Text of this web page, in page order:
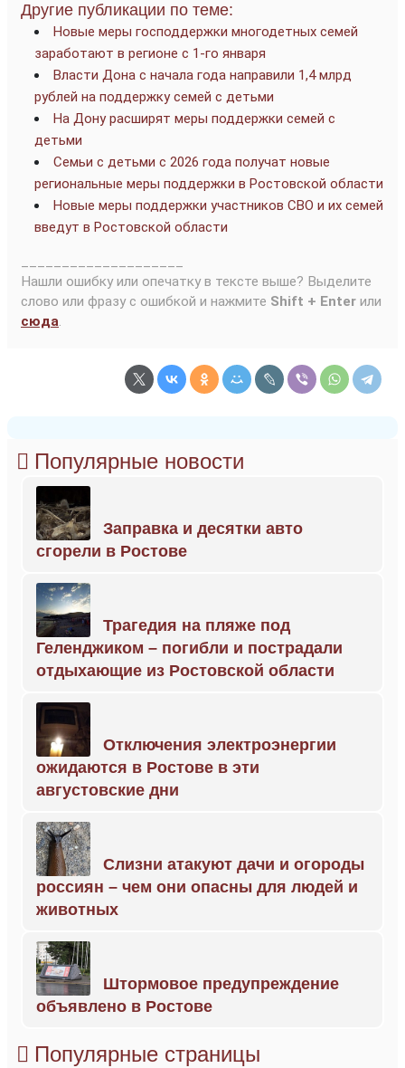
Другие публикации по теме:
Новые меры господдержки многодетных семей
заработают в регионе с 1-го января
Власти Дона с начала года направили 1,4 млрд
рублей на поддержку семей с детьми
На Дону расширят меры поддержки семей с
детьми
Семьи с детьми с 2026 года получат новые
региональные меры поддержки в Ростовской области
Новые меры поддержки участников СВО и их семей
введут в Ростовской области
Нашли ошибку или опечатку в тексте выше? Выделите
слово или фразу с ошибкой и нажмите Shift + Enter или
сюда.
Популярные новости
Заправка и десятки авто
сгорели в Ростове
Трагедия на пляже под
Геленджиком – погибли и пострадали
отдыхающие из Ростовской области
Отключения электроэнергии
ожидаются в Ростове в эти
августовские дни
Слизни атакуют дачи и огороды
россиян – чем они опасны для людей и
животных
Штормовое предупреждение
объявлено в Ростове
Популярные страницы